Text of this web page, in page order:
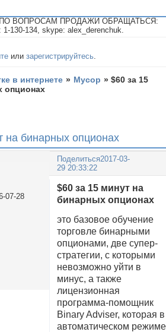
ВОПРОСАМ ПРОДАЖИ ОБРАЩАТЬСЯ:
130-134, skype: alex_derenchuk.
илизарегистрируйтесь
в интернете » Мусор »$60 за 15
опционах
на бинарных опционах
Поделиться2017-03-
29 20:33:22
07-28
$60 за 15 минут на
бинарных опционах
это базовое обучение
торговле бинарными
опционами, две супер-
стратегии, с которыми
невозможно уйти в
минус, а также
лицензионная
программа-помощник
Binary Adviser, которая в
автоматическом режиме